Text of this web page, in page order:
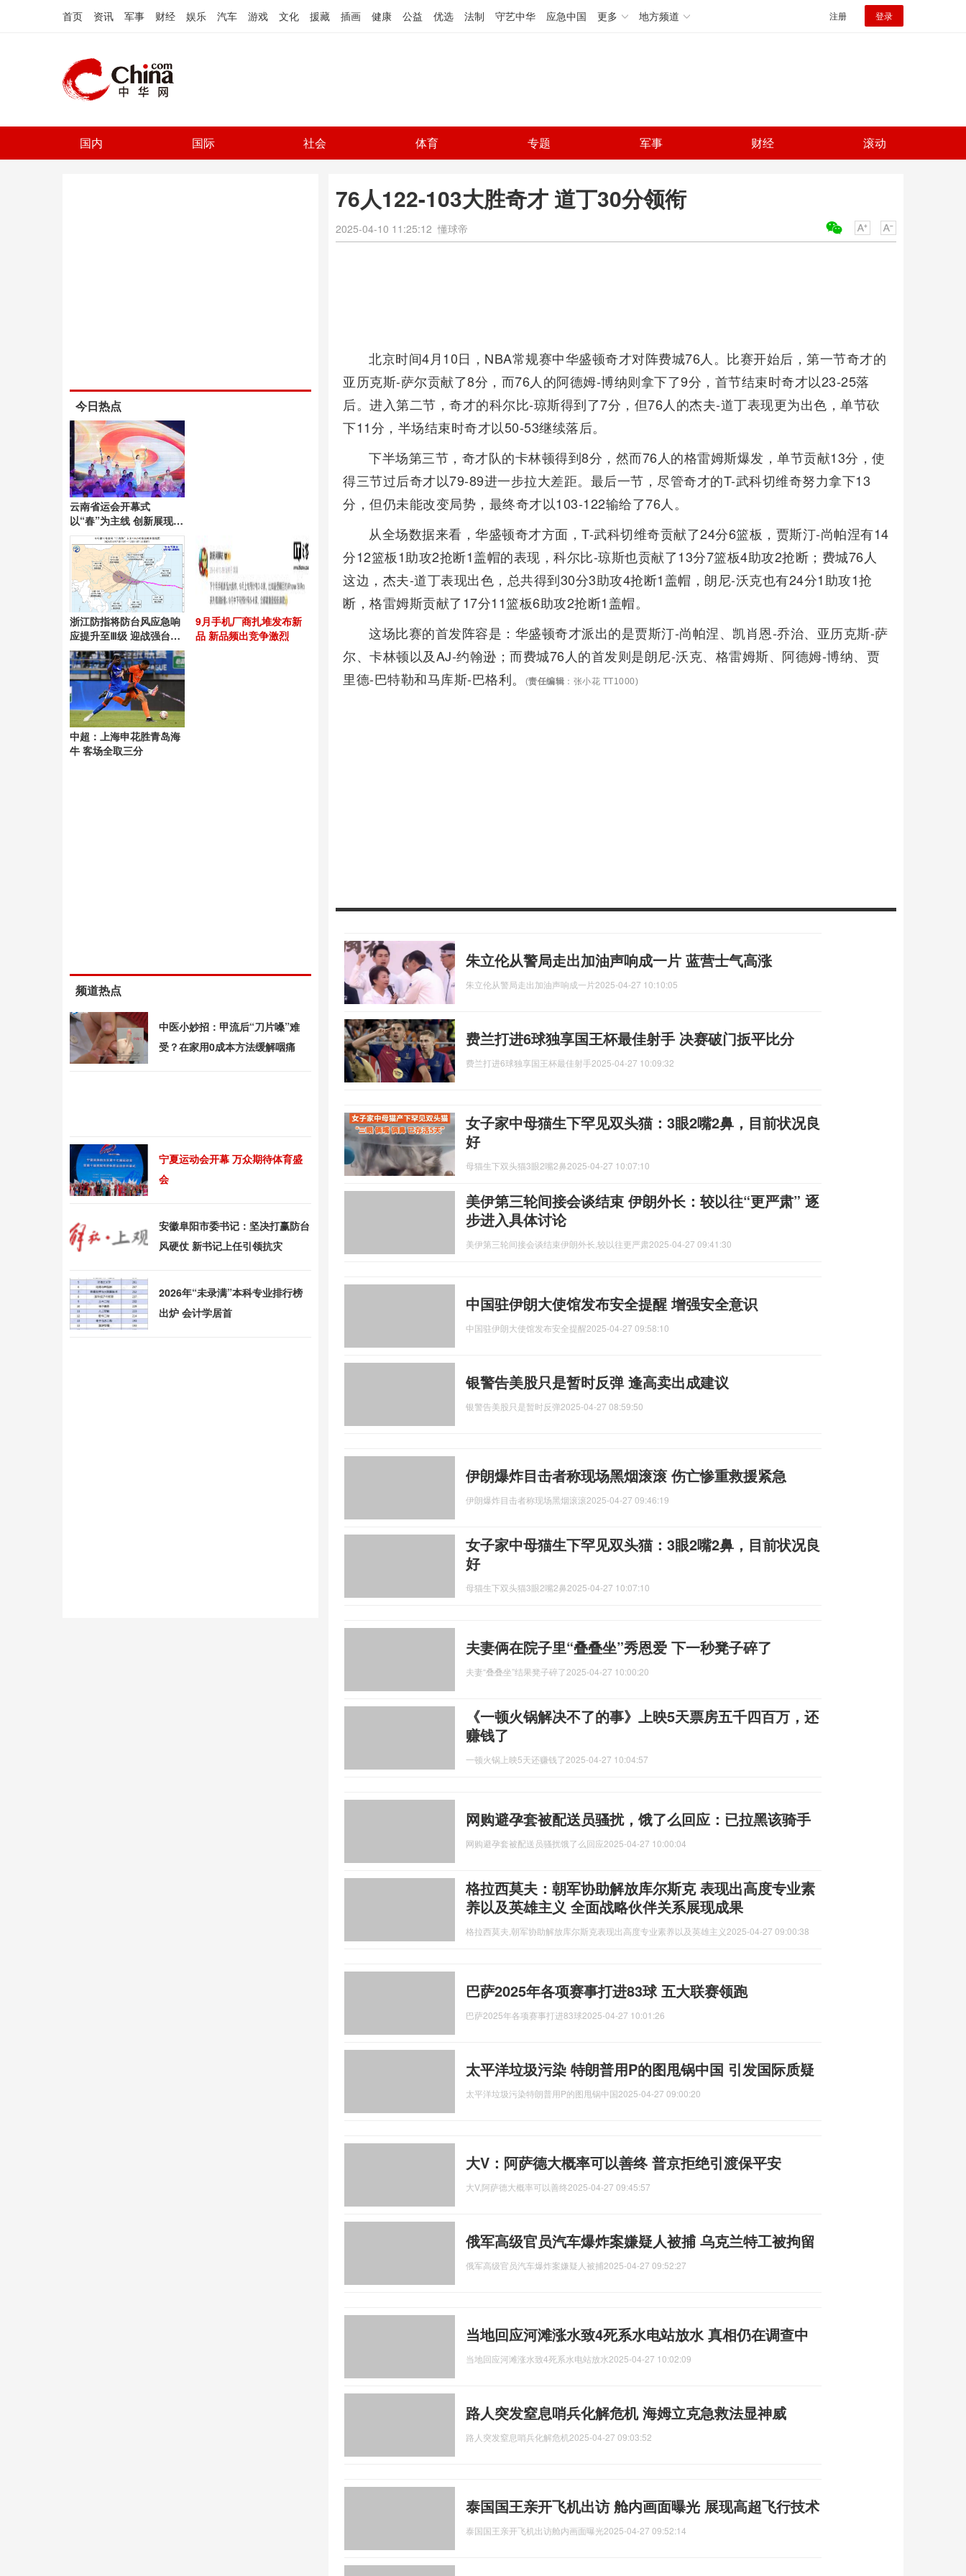
首页 资讯 军事 财经 娱乐 汽车 游戏 文化 援藏 插画 健康 公益 优选 法制 守艺中华 应急中国 更多 地方频道 注册 登录
国内 国际 社会 体育 专题 军事 财经 滚动
76人122-103大胜奇才 道丁30分领衔
2025-04-10 11:25:12 懂球帝
北京时间4月10日，NBA常规赛中华盛顿奇才对阵费城76人。比赛开始后，第一节奇才的
亚历克斯-萨尔贡献了8分，而76人的阿德姆-博纳则拿下了9分，首节结束时奇才以23-25落
后。进入第二节，奇才的科尔比-琼斯得到了7分，但76人的杰夫-道丁表现更为出色，单节砍
下11分，半场结束时奇才以50-53继续落后。
下半场第三节，奇才队的卡林顿得到8分，然而76人的格雷姆斯爆发，单节贡献13分，使
得三节过后奇才以79-89进一步拉大差距。最后一节，尽管奇才的T-武科切维奇努力拿下13
分，但仍未能改变局势，最终奇才以103-122输给了76人。
从全场数据来看，华盛顿奇才方面，T-武科切维奇贡献了24分6篮板，贾斯汀-尚帕涅有14
分12篮板1助攻2抢断1盖帽的表现，科尔比-琼斯也贡献了13分7篮板4助攻2抢断；费城76人
这边，杰夫-道丁表现出色，总共得到30分3助攻4抢断1盖帽，朗尼-沃克也有24分1助攻1抢
断，格雷姆斯贡献了17分11篮板6助攻2抢断1盖帽。
这场比赛的首发阵容是：华盛顿奇才派出的是贾斯汀-尚帕涅、凯肖恩-乔治、亚历克斯-萨
尔、卡林顿以及AJ-约翰逊；而费城76人的首发则是朗尼-沃克、格雷姆斯、阿德姆-博纳、贾
里德-巴特勒和马库斯-巴格利。
(责任编辑 ：张小花 TT1000)
朱立伦从警局走出加油声响成一片 蓝营士气高涨
朱立伦从警局走出加油声响成一片2025-04-27 10:10:05
费兰打进6球独享国王杯最佳射手 决赛破门扳平比分
费兰打进6球独享国王杯最佳射手2025-04-27 10:09:32
女子家中母猫生下罕见双头猫：3眼2嘴2鼻，目前状况良
好
母猫生下双头猫3眼2嘴2鼻2025-04-27 10:07:10
美伊第三轮间接会谈结束 伊朗外长：较以往“更严肃” 逐
步进入具体讨论
美伊第三轮间接会谈结束伊朗外长,较以往更严肃2025-04-27 09:41:30
中国驻伊朗大使馆发布安全提醒 增强安全意识
中国驻伊朗大使馆发布安全提醒2025-04-27 09:58:10
银警告美股只是暂时反弹 逢高卖出成建议
银警告美股只是暂时反弹2025-04-27 08:59:50
伊朗爆炸目击者称现场黑烟滚滚 伤亡惨重救援紧急
伊朗爆炸目击者称现场黑烟滚滚2025-04-27 09:46:19
女子家中母猫生下罕见双头猫：3眼2嘴2鼻，目前状况良
好
母猫生下双头猫3眼2嘴2鼻2025-04-27 10:07:10
夫妻俩在院子里“叠叠坐”秀恩爱 下一秒凳子碎了
夫妻“叠叠坐”结果凳子碎了2025-04-27 10:00:20
《一顿火锅解决不了的事》上映5天票房五千四百万，还
赚钱了
一顿火锅上映5天还赚钱了2025-04-27 10:04:57
网购避孕套被配送员骚扰，饿了么回应：已拉黑该骑手
网购避孕套被配送员骚扰饿了么回应2025-04-27 10:00:04
格拉西莫夫：朝军协助解放库尔斯克 表现出高度专业素
养以及英雄主义 全面战略伙伴关系展现成果
格拉西莫夫,朝军协助解放库尔斯克表现出高度专业素养以及英雄主义2025-04-27 09:00:38
巴萨2025年各项赛事打进83球 五大联赛领跑
巴萨2025年各项赛事打进83球2025-04-27 10:01:26
太平洋垃圾污染 特朗普用P的图甩锅中国 引发国际质疑
太平洋垃圾污染特朗普用P的图甩锅中国2025-04-27 09:00:20
大V：阿萨德大概率可以善终 普京拒绝引渡保平安
大V,阿萨德大概率可以善终2025-04-27 09:45:57
俄军高级官员汽车爆炸案嫌疑人被捕 乌克兰特工被拘留
俄军高级官员汽车爆炸案嫌疑人被捕2025-04-27 09:52:27
当地回应河滩涨水致4死系水电站放水 真相仍在调查中
当地回应河滩涨水致4死系水电站放水2025-04-27 10:02:09
路人突发窒息哨兵化解危机 海姆立克急救法显神威
路人突发窒息哨兵化解危机 2025-04-27 09:03:52
泰国国王亲开飞机出访 舱内画面曝光 展现高超飞行技术
泰国国王亲开飞机出访舱内画面曝光2025-04-27 09:52:14
今日热点
云南省运会开幕式
以“春”为主线 创新展现昆
明风采
浙江防指将防台风应急响
应提升至Ⅲ级 迎战强台
风“白海豚”
9月手机厂商扎堆发布新
品 新品频出竞争激烈
中超：上海申花胜青岛海
牛 客场全取三分
频道热点
中医小妙招：甲流后“刀片嗓”难
受？在家用0成本方法缓解咽痛
宁夏运动会开幕 万众期待体育盛
会
安徽阜阳市委书记：坚决打赢防台
风硬仗 新书记上任引领抗灾
2026年“未录满”本科专业排行榜
出炉 会计学居首